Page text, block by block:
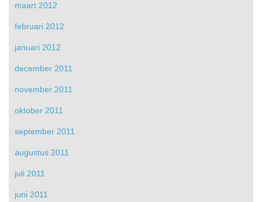
maart 2012
februari 2012
januari 2012
december 2011
november 2011
oktober 2011
september 2011
augustus 2011
juli 2011
juni 2011